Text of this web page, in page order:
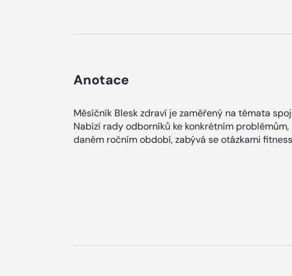
Anotace
Měsíčník Blesk zdraví je zaměřený na témata
Nabízí rady odborníků ke konkrétním
daném ročním období, zabývá se otázkami